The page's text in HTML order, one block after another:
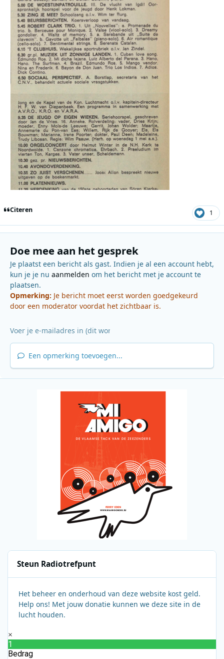
Citeren 1
Doe mee aan het gesprek
Je plaatst een bericht als gast. Indien je al een account hebt,
kun je je nu aanmelden om het bericht met je account te
plaatsen.
Opmerking: Je bericht moet eerst worden goedgekeurd
door een moderator voordat het zichtbaar is.
Een opmerking toevoegen...
Steun Radiotrefpunt
Het beheer en onderhoud van deze website kost geld.
Help ons! Met jouw donatie kunnen we deze site in de
lucht houden.